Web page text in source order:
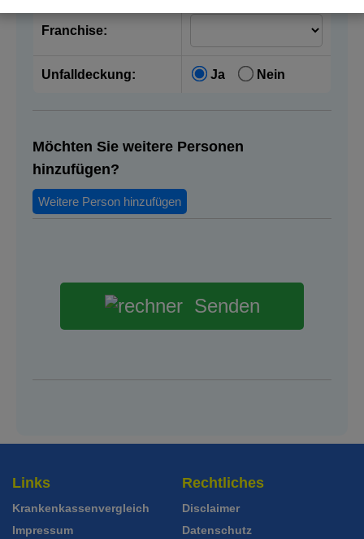
Franchise:
Unfalldeckung: Ja Nein
Möchten Sie weitere Personen
hinzufügen?
Weitere Person hinzufügen
Senden
Links
Krankenkassenvergleich
Impressum
Rechtliches
Disclaimer
Datenschutz